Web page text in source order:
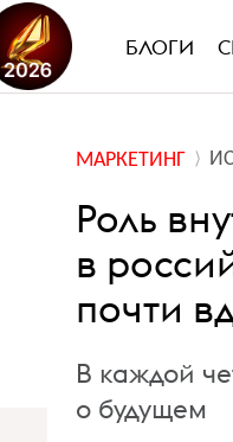
БЛОГИ
МАРКЕТИНГ
Роль
в
почти
В каждой
о будущем